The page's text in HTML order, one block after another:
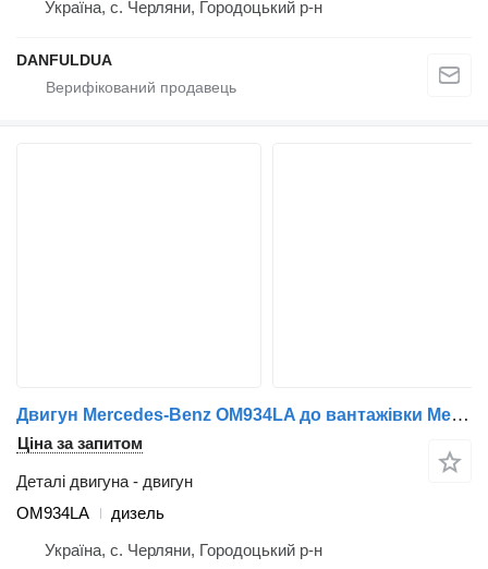
Україна, с. Черляни, Городоцький р-н
DANFULDUA
Двигун Mercedes-Benz OM934LA до вантажівки Mercedes-Benz ATEGO
Ціна за запитом
Деталі двигуна - двигун
OM934LA
дизель
Україна, с. Черляни, Городоцький р-н